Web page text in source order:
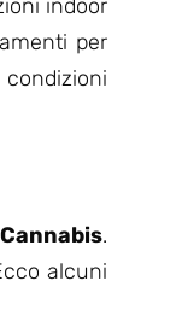
indoor
per
condizioni
.
alcuni